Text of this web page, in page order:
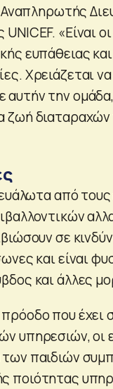
«Είναι
ευπάθειας
Χρειάζεται
την
ζωή
ευάλωτα από
σε
και είναι
και άλλες
που έχει
υπηρεσιών, οι
παιδιών
ποιότητας